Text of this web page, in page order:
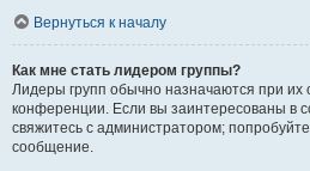
Вернуться к началу
Как мне стать лидером группы?
Лидеры групп обычно назначаются при их
конференции. Если вы заинтересованы в
свяжитесь с администратором;
сообщение.